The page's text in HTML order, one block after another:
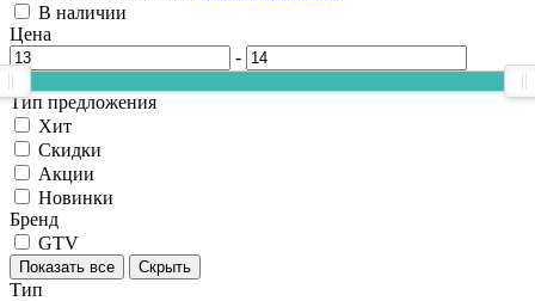
В наличии
Цена
-
Тип предложения
Хит
Скидки
Акции
Новинки
Бренд
GTV
Показать все Скрыть
Тип